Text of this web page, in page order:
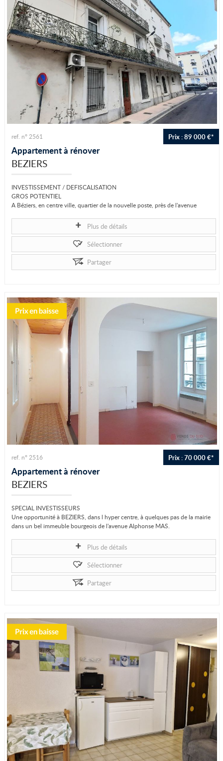
Prix : 89 000 €*
ref. n° 2561
Appartement à rénover
BEZIERS
INVESTISSEMENT / DEFISCALISATION
GROS POTENTIEL
A Béziers, en centre ville, quartier de la nouvelle poste, près de l'avenue
Plus de détails
Sélectionner
Partager
Prix : 70 000 €*
ref. n° 2516
Appartement à rénover
BEZIERS
SPECIAL INVESTISSEURS
Une opportunité à BEZIERS, dans l hyper centre, à quelques pas de la mairie
dans un bel immeuble bourgeois de l'avenue Alphonse MAS.
Plus de détails
Sélectionner
Partager